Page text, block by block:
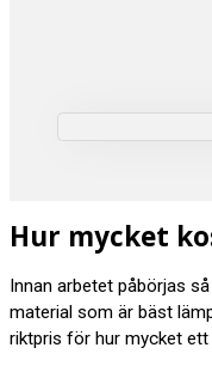
Hur mycket
Innan arbetet påbörjas
material som är bäst
riktpris för hur mycket